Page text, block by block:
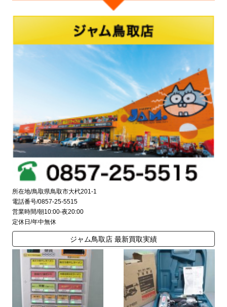
所在地/鳥取県鳥取市大杙201-1
電話番号/0857-25-5515
営業時間/朝10:00-夜20:00
定休日/年中無休
ジャム鳥取店 最新買取実績